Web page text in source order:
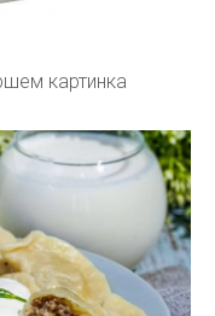
картинка